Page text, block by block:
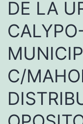
DE LA
C/